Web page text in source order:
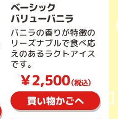
ベーシック
バリューバニラ
バニラの香りが特徴の
リーズナブルで食べ応
えのあるラクトアイス
です。
￥2,500（税込）
買い物かごへ